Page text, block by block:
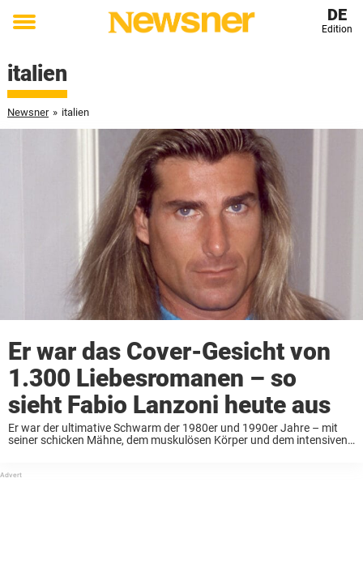
Toggle
DE
Edition
italien
Newsner » italien
Er war das Cover-Gesicht von
1.300 Liebesromanen – so
sieht Fabio Lanzoni heute aus
Er war der ultimative Schwarm der 1980er und 1990er Jahre – mit
seiner schicken Mähne, dem muskulösen Körper und dem intensiven